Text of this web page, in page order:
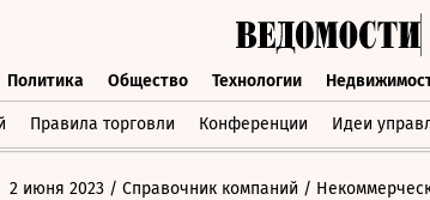
Политика Общество Технологии
Правила торговли Конференции Идеи
Политика Общество Технологии
2 июня 2023 / Справочник компаний /